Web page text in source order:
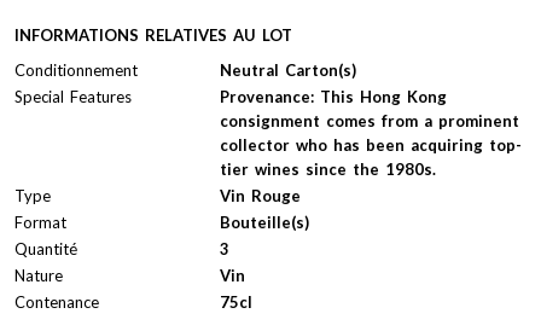
INFORMATIONS RELATIVES AU LOT
Conditionnement
Neutral Carton(s)
Special Features
Provenance: This Hong Kong
consignment comes from a prominent
collector who has been acquiring top-
tier wines since the 1980s.
Type
Vin Rouge
Format
Bouteille(s)
Quantité
3
Nature
Vin
Contenance
75cl